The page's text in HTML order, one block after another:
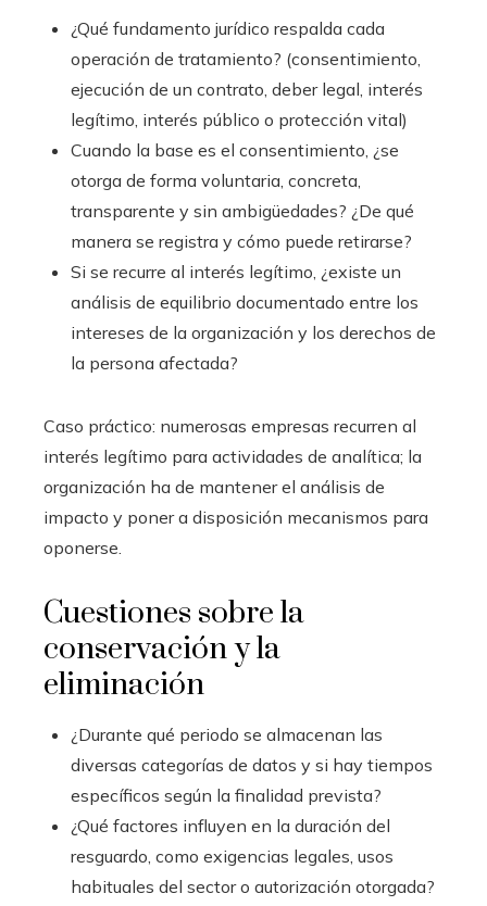
¿Qué fundamento jurídico respalda cada
operación de tratamiento? (consentimiento,
ejecución de un contrato, deber legal, interés
legítimo, interés público o protección vital)
Cuando la base es el consentimiento, ¿se
otorga de forma voluntaria, concreta,
transparente y sin ambigüedades? ¿De qué
manera se registra y cómo puede retirarse?
Si se recurre al interés legítimo, ¿existe un
análisis de equilibrio documentado entre los
intereses de la organización y los derechos de
la persona afectada?
Caso práctico: numerosas empresas recurren al
interés legítimo para actividades de analítica; la
organización ha de mantener el análisis de
impacto y poner a disposición mecanismos para
oponerse.
Cuestiones sobre la
conservación y la
eliminación
¿Durante qué periodo se almacenan las
diversas categorías de datos y si hay tiempos
específicos según la finalidad prevista?
¿Qué factores influyen en la duración del
resguardo, como exigencias legales, usos
habituales del sector o autorización otorgada?